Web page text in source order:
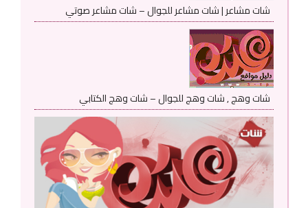
شات مشاعر | شات مشاعر للجوال – شات مشاعر صوتي
شات وهج , شات وهج للجوال – شات وهج الكتابي